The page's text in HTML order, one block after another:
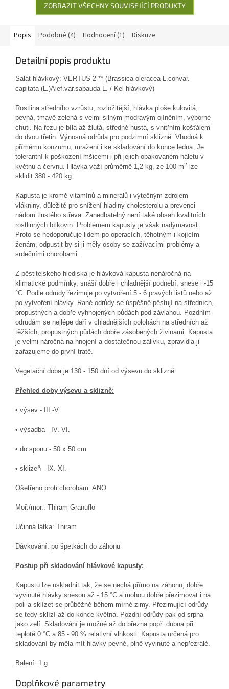
ZOBRAZIT VŠECHNY SOUVISEJÍCÍ PRODUKTY
Popis Podobné (4) Hodnocení (1) Diskuze
Detailní popis produktu
Salát hlávkový: VERTUS 2 ** (Brassica oleracea L.convar.
capitata (L.)Alef.var.sabauda L. / Kel hlávkový)
Rostlina středního vzrůstu, rozložitější, hlávka ploše kulovitá,
pevná, tmavě zelená s velmi silným modravým ojíněním, výborné
chuti. Na řezu je bílá až žlutá, středně hustá, s vnitřním košťálem
do dvou třetin. Výnosná odrůda pro podzimní sklizně. Vhodná k
přímému konzumu, mražení i ke skladování do konce ledna. Je
tolerantní k poškození mšicemi i při jejich opakovaném náletu v
květnu a červnu. Hlávka váží průměrně 1,2 kg, ze 100 m2
lze
sklidit 380 - 420 kg.
Kapusta je kromě vitamínů a minerálů i výtečným zdrojem
vlákniny, důležité pro snížení hladiny cholesterolu a prevenci
nádorů tlustého střeva. Zanedbatelný není také obsah kvalitních
rostlinných bílkovin. Problémem kapusty je však nadýmavost.
Proto se nedoporučuje lidem po operacích, těhotným i kojícím
ženám, odpustit by si ji měly osoby se zažívacími problémy a
srdečními chorobami.
Z pěstitelského hlediska je hlávková kapusta nenáročná na
klimatické podmínky, snáší dobře i chladnější podnebí, snese i -15
°C. Podle odrůdy řezimuje po vytvoření 5 - 6 pravých listů nebo až
po vytvoření hlávky. Rané odrůdy se úspěšně pěstují na středních,
propustných a dobře vyhnojených půdách pod závlahou. Pozdním
odrůdám se nejlépe daří v chladnějších polohách na středních až
těžších, propustných půdách dobře zásobených živinami. Kapusta
je velmi náročná na hnojení a dostatečnou zálivku, zpravidla ji
zařazujeme do první tratě.
Vegetační doba je 130 - 150 dní od výsevu do sklizně.
Přehled doby výsevu a sklizně:
• výsev - III.-V.
• výsadba - IV.-VI.
• do sponu - 50 x 50 cm
• sklizeň - IX.-XI.
Ošetřeno proti chorobám: ANO
Moř./mor.: Thiram Granuflo
Učinná látka: Thiram
Dávkování: po špetkách do záhonů
Postup při skladování hlávkové kapusty:
Kapustu lze uskladnit tak, že se nechá přímo na záhonu, dobře
vyvinuté hlávky snesou až - 15 °C a mohou dobře přezimovat i na
poli a sklízet se průběžně během mírné zimy. Přezimující odrůdy
se tedy sklízí až do konce května. Pozdní odrůdy pak od srpna
jako zelí. Skladování je možné až do března popř. dubna při
teplotě 0 °C a 85 - 90 % relativní vlhkosti. Kapusta určená pro
skladování by měla mít hlávky pevné, plně vyvinuté a nepřezrálé.
Balení: 1 g
Doplňkové parametry